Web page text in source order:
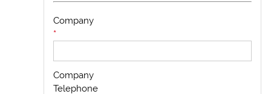
Company
*
Company
Telephone